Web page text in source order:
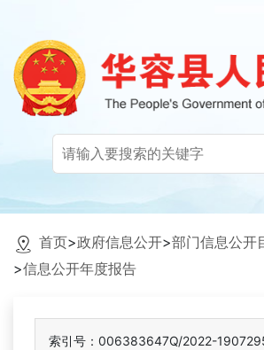
首页>政府信息公开>部门信息公开
>信息公开年度报告
索引号：006383647Q/2022-